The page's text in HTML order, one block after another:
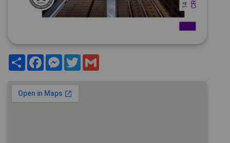
PartagerFacebookMessenger
Twitter